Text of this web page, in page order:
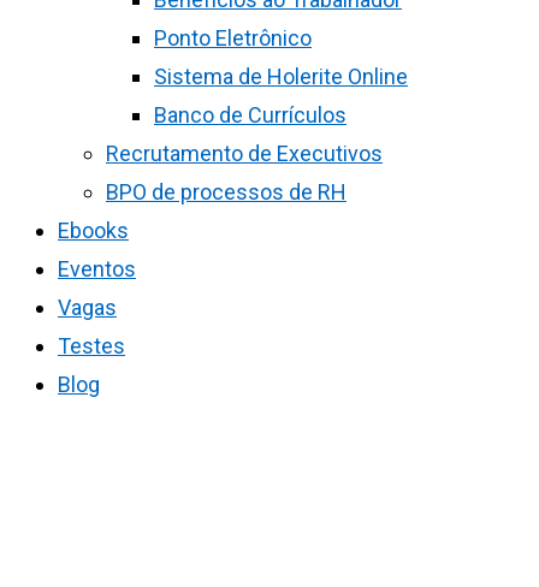
Ponto Eletrônico
Sistema de Holerite Online
Banco de Currículos
Recrutamento de Executivos
BPO de processos de RH
Ebooks
Eventos
Vagas
Testes
Blog